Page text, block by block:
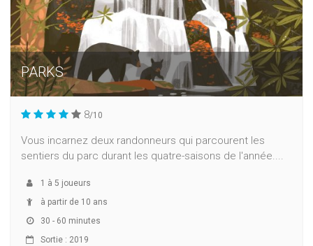
PARKS
8/10
Vous incarnez deux randonneurs qui parcourent les
sentiers du parc durant les quatre-saisons de l'année....
1 à 5 joueurs
à partir de 10 ans
30 - 60 minutes
Sortie : 2019